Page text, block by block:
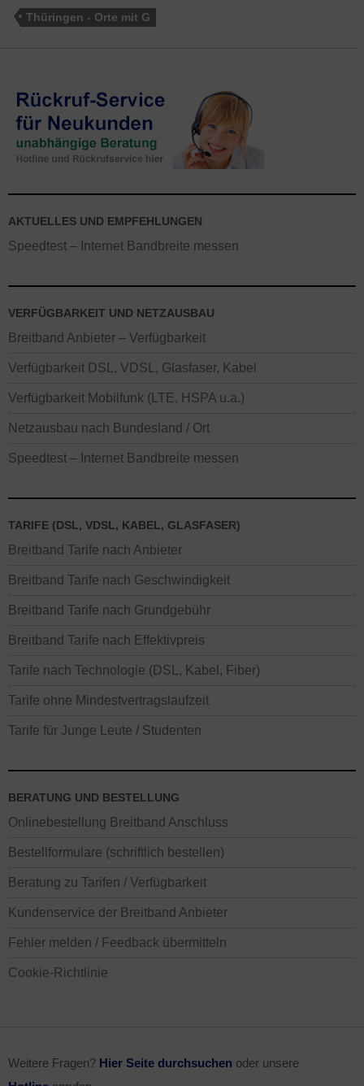
Thüringen - Orte mit G
AKTUELLES UND EMPFEHLUNGEN
Speedtest – Internet Bandbreite messen
VERFÜGBARKEIT UND NETZAUSBAU
Breitband Anbieter – Verfügbarkeit
Verfügbarkeit DSL, VDSL, Glasfaser, Kabel
Verfügbarkeit Mobilfunk (LTE, HSPA u.a.)
Netzausbau nach Bundesland / Ort
Speedtest – Internet Bandbreite messen
TARIFE (DSL, VDSL, KABEL, GLASFASER)
Breitband Tarife nach Anbieter
Breitband Tarife nach Geschwindigkeit
Breitband Tarife nach Grundgebühr
Breitband Tarife nach Effektivpreis
Tarife nach Technologie (DSL, Kabel, Fiber)
Tarife ohne Mindestvertragslaufzeit
Tarife für Junge Leute / Studenten
BERATUNG UND BESTELLUNG
Onlinebestellung Breitband Anschluss
Bestellformulare (schriftlich bestellen)
Beratung zu Tarifen / Verfügbarkeit
Kundenservice der Breitband Anbieter
Fehler melden / Feedback übermitteln
Cookie-Richtlinie
Weitere Fragen? Hier Seite durchsuchen oder unsere